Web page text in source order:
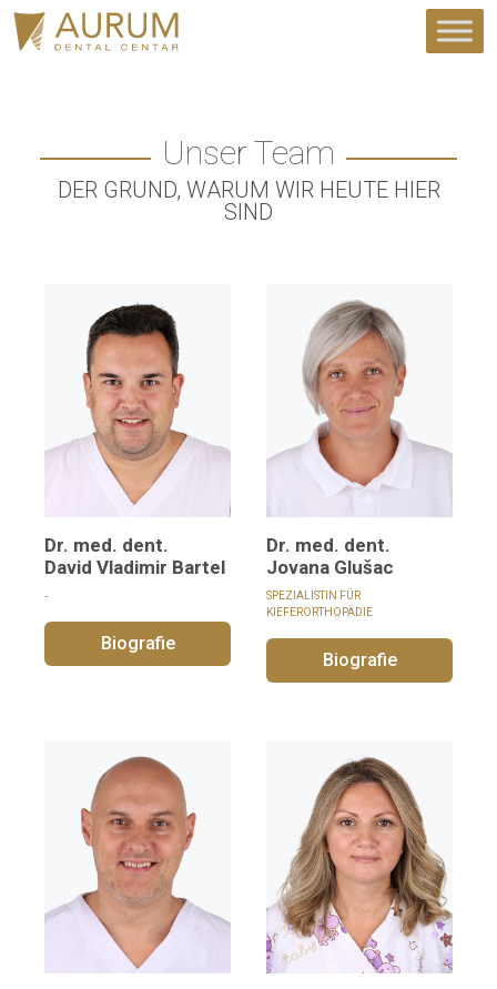
Unser Team
DER GRUND, WARUM WIR HEUTE HIER
SIND
Dr. med. dent.
David Vladimir Bartel
‑
Biografie
Dr. med. dent.
Jovana Glušac
SPEZIALISTIN FÜR
KIEFERORTHOPÄDIE
Biografie